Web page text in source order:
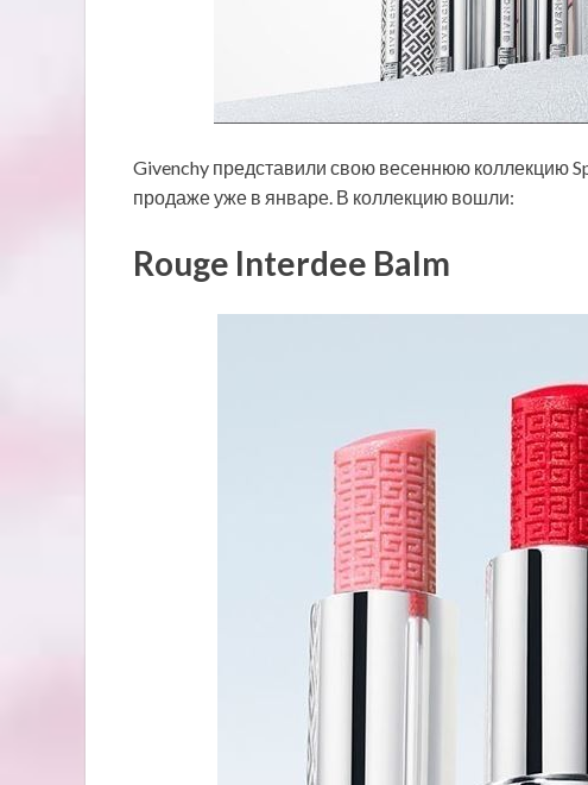
Givenchy представили свою весеннюю коллекцию
продаже уже в январе. В коллекцию вошли:
Rouge Interdee Balm